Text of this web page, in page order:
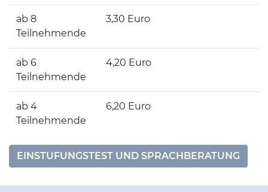
ab 8
Teilnehmende
3,30 Euro
ab 6
Teilnehmende
4,20 Euro
ab 4
Teilnehmende
6,20 Euro
EINSTUFUNGSTEST UND SPRACHBERATUNG